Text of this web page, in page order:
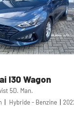
I30 Wagon
5D. Man.
Hybride - Benzine